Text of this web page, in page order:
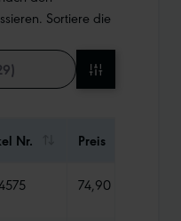
Sortiere die
Nr. Preis
74,90 €